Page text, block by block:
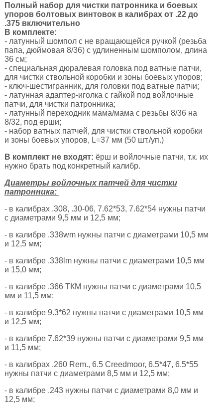
Полный набор для чистки патронника и боевых
упоров болтовых винтовок в калибрах от .22 до
.375 включительно
В комплекте:
- латунный шомпол с не вращающейся ручкой (резьба
папа, дюймовая 8/36) с удлиненным шомполом, длина
36 см;
- специальная дюралевая головка под ватные патчи,
для чистки ствольной коробки и зоны боевых упоров;
- ключ-шестигранник, для головки под ватные патчи;
- латунная адаптер-иголка с гайкой под войлочные
патчи, для чистки патронника;
- латунный переходник мама/мама с резьбы 8/36 на
8/32, под ерши;
- набор ватных патчей, для чистки ствольной коробки
и зоны боевых упоров, L=37 мм (50 шт./уп.)
В комплект не входят: ёрш и войлочные патчи, т.к. их
нужно брать под конкретный калибр.
Диаметры войлочных патчей для чистки
патронника:
- в калибрах .308, .30-06, 7.62*53, 7.62*54 нужны патчи
с диаметрами 9,5 мм и 12,5 мм;
- в калибре .338wm нужны патчи с диаметрами 10,5 мм
и 12,5 мм;
- в калибре .338lm нужны патчи с диаметрами 10,5 мм
и 15,0 мм;
- в калибре .366 ТКМ нужны патчи с диаметрами 10,5
мм и 11,5 мм;
- в калибре 9.3*62 нужны патчи с диаметрами 10,5 мм
и 12,5 мм;
- в калибре 7.62*39 нужны патчи с диаметрами 9,5 мм
и 11,5 мм;
- в калибрах .260 Rem., 6.5 Creedmoor, 6.5*47, 6.5*55
нужны патчи с диаметрами 8,5 мм и 12,5 мм;
- в калибре .243 нужны патчи с диаметрами 8,0 мм и
12,5 мм;